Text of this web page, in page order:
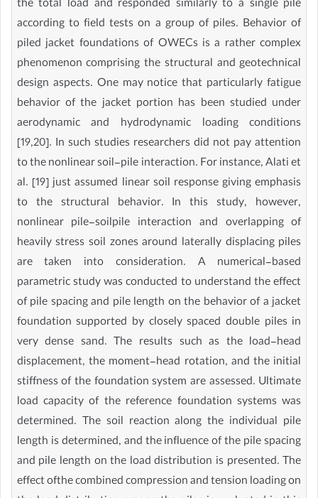
the total load and responded similarly to a single pile
according to field tests on a group of piles. Behavior of
piled jacket foundations of OWECs is a rather complex
phenomenon comprising the structural and geotechnical
design aspects. One may notice that particularly fatigue
behavior of the jacket portion has been studied under
aerodynamic and hydrodynamic loading conditions
[19,20]. In such studies researchers did not pay attention
to the nonlinear soil-pile interaction. For instance, Alati et
al. [19] just assumed linear soil response giving emphasis
to the structural behavior. In this study, however,
nonlinear pile-soilpile interaction and overlapping of
heavily stress soil zones around laterally displacing piles
are taken into consideration. A numerical-based
parametric study was conducted to understand the effect
of pile spacing and pile length on the behavior of a jacket
foundation supported by closely spaced double piles in
very dense sand. The results such as the load-head
displacement, the moment-head rotation, and the initial
stiffness of the foundation system are assessed. Ultimate
load capacity of the reference foundation systems was
determined. The soil reaction along the individual pile
length is determined, and the influence of the pile spacing
and pile length on the load distribution is presented. The
effect ofthe combined compression and tension loading on